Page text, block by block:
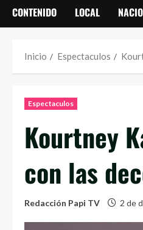
CONTENIDO LOCAL
Inicio Espectaculos
Espectaculos
Kourtney
con las
Redacción Papi TV 2 de